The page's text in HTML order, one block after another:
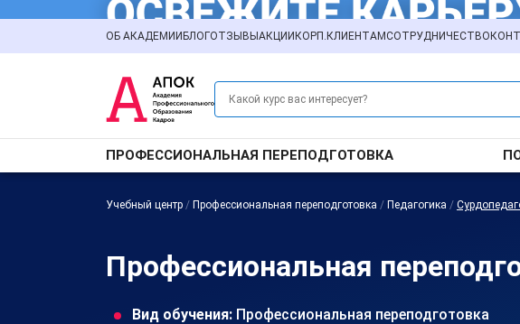
ОБ АКАДЕМИИ БЛОГОТЗЫВЫ АКЦИИ КОРП.КЛИЕНТАМСОТРУДНИЧЕСТВО
ПРОФЕССИОНАЛЬНАЯ ПЕРЕПОДГОТОВКА
Учебный центр / Профессиональная переподготовка / Педагогика /
Профессиональная
Вид обучения: Профессиональная переподготовка